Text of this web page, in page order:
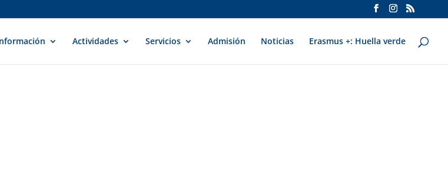
Actividades Servicios Admisión Noticias Erasmus +: Huella verde